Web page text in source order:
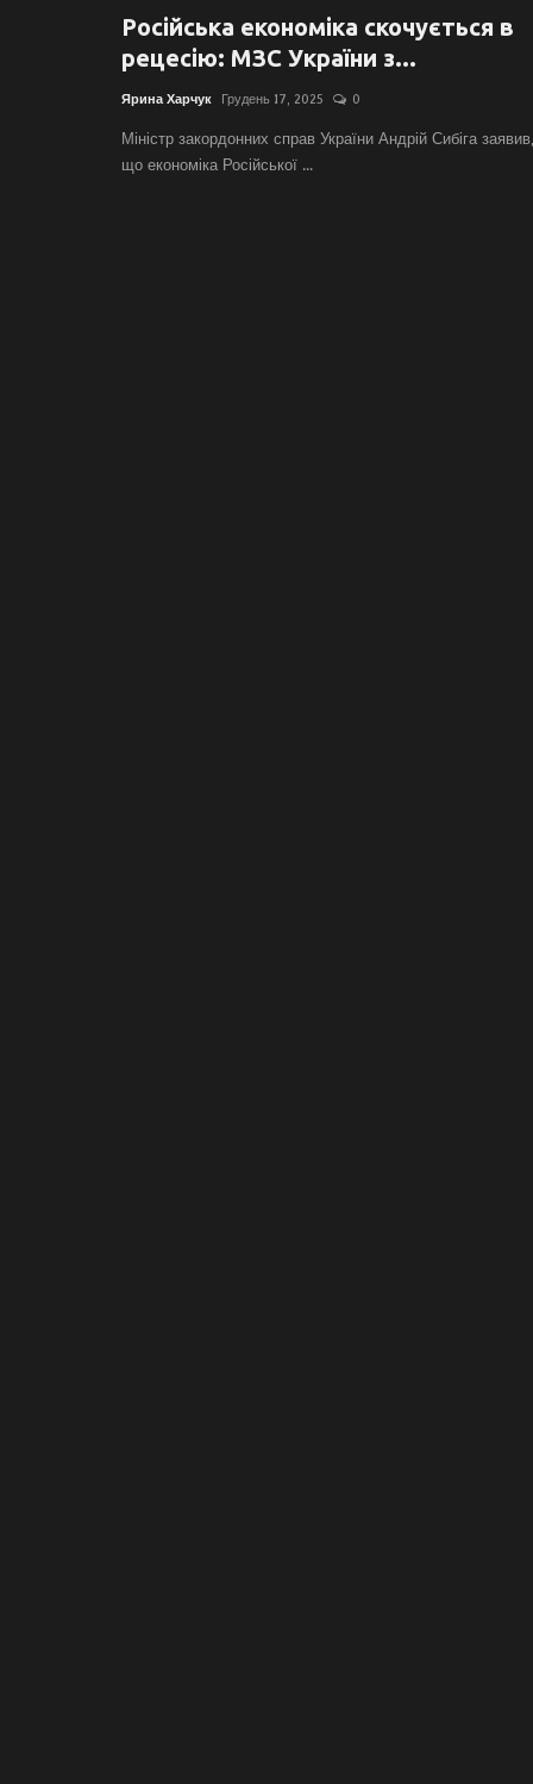
Російська економіка скочується в
рецесію: МЗС України з...
Ярина Харчук Грудень 17, 2025 0
Міністр закордонних справ України Андрій Сибіга заявив,
що економіка Російської ...